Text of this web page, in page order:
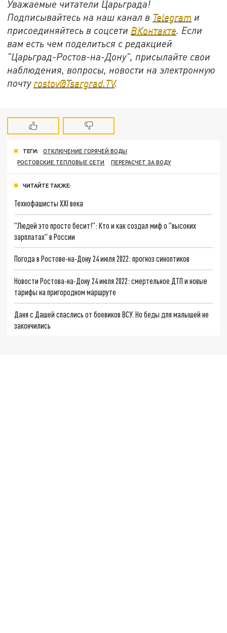
Уважаемые читатели Царьграда!
Подписывайтесь на наш канал в Telegram и
присоединяйтесь в соцсети ВКонтакте . Если
вам есть чем поделиться с редакцией
"Царьград-Ростов-на-Дону", присылайте свои
наблюдения, вопросы, новости на электронную
почту rostov@Tsargrad.ТV.
ТЕГИ:
ОТКЛЮЧЕНИЕ ГОРЯЧЕЙ ВОДЫ
РОСТОВСКИЕ ТЕПЛОВЫЕ СЕТИ
ПЕРЕРАСЧЕТ ЗА ВОДУ
ЧИТАЙТЕ ТАКЖЕ:
Технофашисты XXI века
"Людей это просто бесит!": Кто и как создал миф о "высоких
зарплатах" в России
Погода в Ростове-на-Дону 24 июля 2022: прогноз синоптиков
Новости Ростова-на-Дону 24 июля 2022: смертельное ДТП и новые
тарифы на пригородном маршруте
Даня с Дашей спаслись от боевиков ВСУ. Но беды для малышей не
закончились